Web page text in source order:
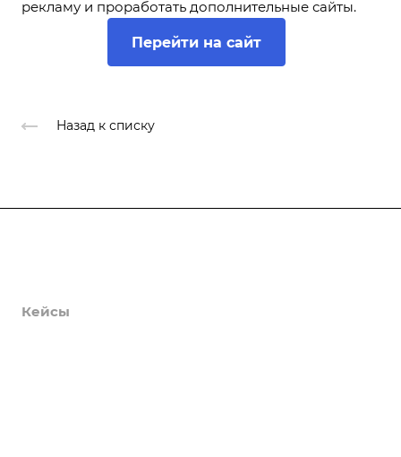
рекламу и проработать дополнительные сайты.
Перейти на сайт
Назад к списку
Кейсы